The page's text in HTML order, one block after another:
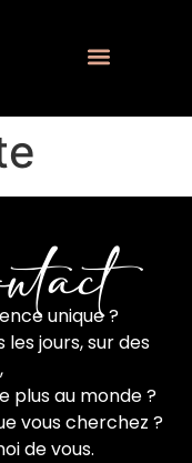
unique ?
jours, sur des
plus au monde ?
vous cherchez ?
de vous.